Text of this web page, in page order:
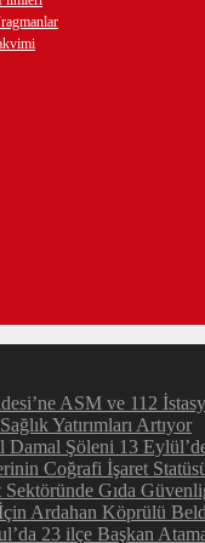
ASM ve 112
Yatırımları Artıyor
Damal Şöleni 13
Coğrafi İşaret
Sektöründe Gıda
Ardahan Köprülü
23 ilçe Başkan